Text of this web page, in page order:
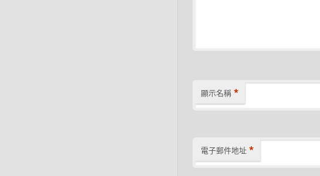
顯示名稱 *
電子郵件地址 *